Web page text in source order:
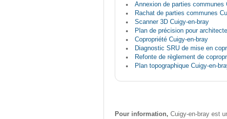
Annexion de parties communes
Rachat de parties communes
Scanner 3D Cuigy-en-bray
Plan de précision pour
Copropriété Cuigy-en-bray
Diagnostic SRU de mise en
Refonte de règlement de
Plan topographique Cuigy-en-
Pour information, Cuigy-en-bray est